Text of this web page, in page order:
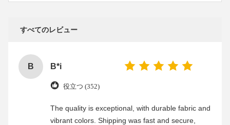
すべてのレビュー
B B*i
役立つ (352)
The quality is exceptional, with durable fabric and
vibrant colors. Shipping was fast and secure,